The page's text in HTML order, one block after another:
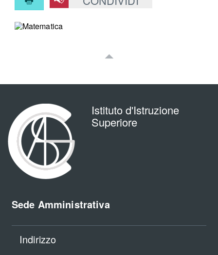
Istituto d'Istruzione
Superiore
Sede Amministrativa
Indirizzo